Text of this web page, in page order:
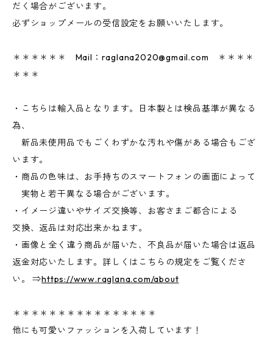
だく場合がございます。
必ずショップメールの受信設定をお願いいたします。
＊＊＊＊＊＊ Mail： raglana2020@gmail.com ＊＊＊＊
＊＊＊
・こちらは輸入品となります。日本製とは検品基準が異なる
為、
新品未使用品でもごくわずかな汚れや傷がある場合もござ
います。
・商品の色味は、お手持ちのスマートフォンの画面によって
実物と若干異なる場合がございます。
・イメージ違いやサイズ交換等、お客さまご都合による
交換、返品は対応出来かねます。
・画像と全く違う商品が届いた、不良品が届いた場合は返品
返金対応いたします。詳しくはこちらの規定をご覧くださ
い。 ⇒https://www.raglana.com/about
＊＊＊＊＊＊＊＊＊＊＊＊＊＊＊＊
他にも可愛いファッションを入荷しています！